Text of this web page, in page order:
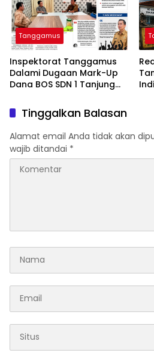
Tanggamus
Inspektorat Tanggamus
Dalami Dugaan Mark-Up
Dana BOS SDN 1 Tanjung
Tinggalkan Balasan
Alamat email Anda tidak akan
wajib ditandai *